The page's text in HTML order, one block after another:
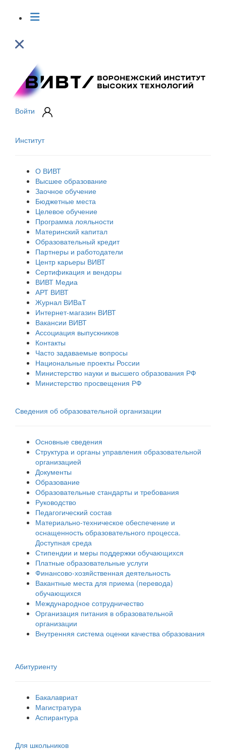
Войти
Институт
О ВИВТ
Высшее образование
Заочное обучение
Бюджетные места
Целевое обучение
Программа лояльности
Материнский капитал
Образовательный кредит
Партнеры и работодатели
Центр карьеры ВИВТ
Сертификация и вендоры
ВИВТ Медиа
АРТ ВИВТ
Журнал ВИВаТ
Интернет-магазин ВИВТ
Вакансии ВИВТ
Ассоциация выпускников
Контакты
Часто задаваемые вопросы
Национальные проекты России
Министерство науки и высшего образования РФ
Министерство просвещения РФ
Сведения об образовательной организации
Основные сведения
Структура и органы управления образовательной
организацией
Документы
Образование
Образовательные стандарты и требования
Руководство
Педагогический состав
Материально-техническое обеспечение и
оснащенность образовательного процесса.
Доступная среда
Стипендии и меры поддержки обучающихся
Платные образовательные услуги
Финансово-хозяйственная деятельность
Вакантные места для приема (перевода)
обучающихся
Международное сотрудничество
Организация питания в образовательной
организации
Внутренняя система оценки качества образования
Абитуриенту
Бакалавриат
Магистратура
Аспирантура
Для школьников